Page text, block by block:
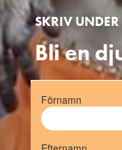
SKRIV UNDER
Bli en